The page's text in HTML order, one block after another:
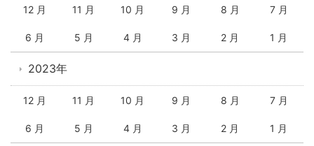
12 月 11 月 10 月 9 月 8 月 7 月
6 月 5 月 4 月 3 月 2 月 1 月
2023年
12 月 11 月 10 月 9 月 8 月 7 月
6 月 5 月 4 月 3 月 2 月 1 月